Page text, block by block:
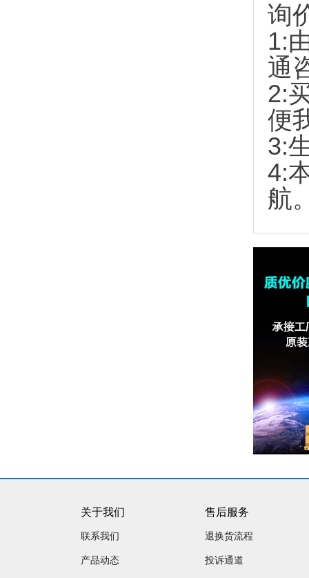
询
1:
通
2:
便
3:
4:
航
关于我们
联系我们
产品动态
售后服务
退换货流程
投诉通道